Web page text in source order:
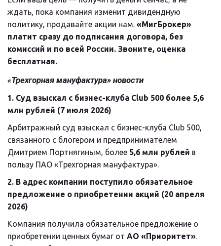
ждать, пока компания изменит дивидендную
политику, продавайте акции нам. «МигБрокер»
платит сразу до подписания договора, без
комиссий и по всей России. Звоните, оценка
бесплатная.
«Трехгорная мануфактура» новости
1. Суд взыскал с бизнес-клуба Club 500 более 5,6
млн рублей (7 июля 2026)
Арбитражный суд взыскал с бизнес-клуба Club 500,
связанного с блогером и предпринимателем
Дмитрием Портнягиным, более 5,6 млн рублей в
пользу ПАО «Трехгорная мануфактура».
2. В адрес компании поступило обязательное
предложение о приобретении акций (20 апреля
2026)
Компания получила обязательное предложение о
приобретении ценных бумаг от АО «Приоритет».